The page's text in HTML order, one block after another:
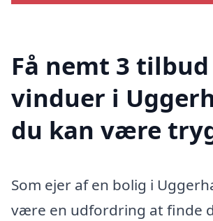
Få nemt 3
vinduer i
du kan være
Som ejer af en bolig i
være en udfordring at finde